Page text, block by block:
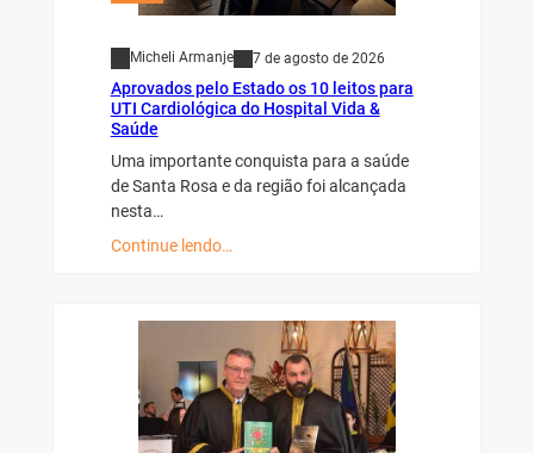
Micheli Armanje 7 de agosto de 2026
Aprovados pelo Estado os 10 leitos para
UTI Cardiológica do Hospital Vida &
Saúde
Uma importante conquista para a saúde
de Santa Rosa e da região foi alcançada
nesta…
Continue lendo…